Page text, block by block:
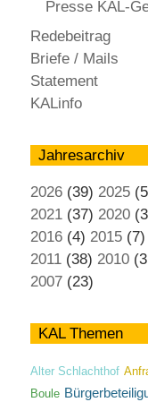
Presse KAL-
Redebeitrag
Briefe / Mails
Statement
KALinfo
Jahresarchiv
2026 (39) 2025
2021 (37) 2020
2016 (4) 2015 (7)
2011 (38) 2010
2007 (23)
KAL Themen
Alter Schlachthof
Boule